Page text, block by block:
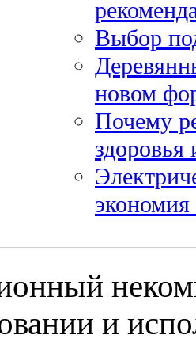
Выбор
новом
Почему
и